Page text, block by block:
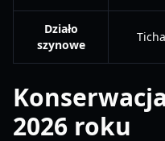
Działo
szynowe
2026 roku